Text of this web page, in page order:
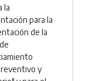
la
para la
de la
y